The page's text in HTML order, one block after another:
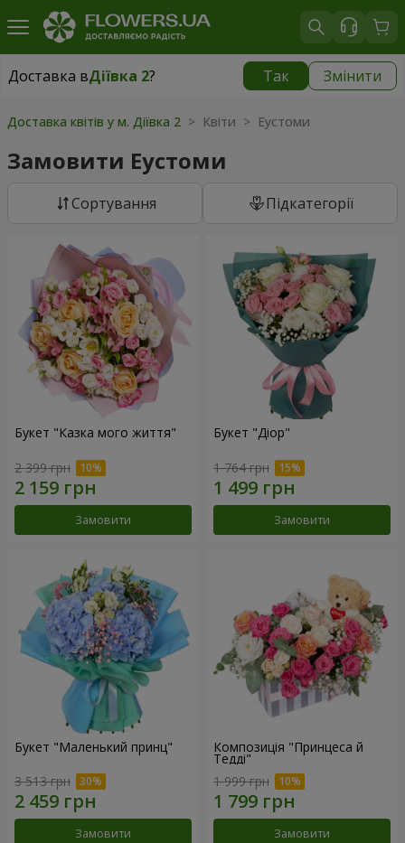
Доставка вДіївка 2? Так Змінити
Доставка вДіївка 2|
Доставка квітів у м. Діївка 2 > Квіти > Еустоми
Замовити Еустоми
Сортування Підкатегорії
Букет "Казка мого життя"
2 399 грн
Замовити
Букет "Діор"
1 764 грн
Замовити
Букет "Маленький принц"
3 513 грн
Замовити
Композиція "Принцеса й
Тедді"
1 999 грн
Замовити